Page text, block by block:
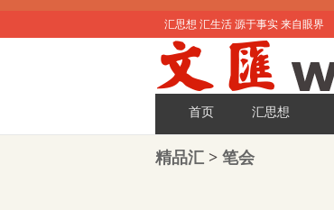
汇思想 汇生活 源于事实 来自眼界
首页 汇思想
精品汇 > 笔会